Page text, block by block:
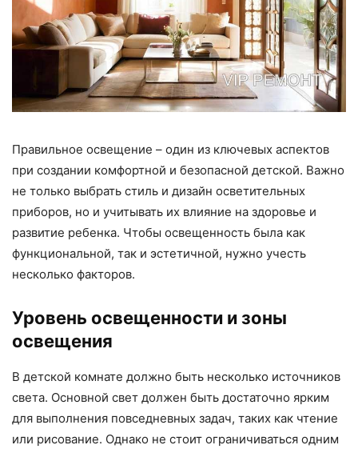
Правильное освещение – один из ключевых аспектов
при создании комфортной и безопасной детской. Важно
не только выбрать стиль и дизайн осветительных
приборов, но и учитывать их влияние на здоровье и
развитие ребенка. Чтобы освещенность была как
функциональной, так и эстетичной, нужно учесть
несколько факторов.
Уровень освещенности и зоны
освещения
В детской комнате должно быть несколько источников
света. Основной свет должен быть достаточно ярким
для выполнения повседневных задач, таких как чтение
или рисование. Однако не стоит ограничиваться одним